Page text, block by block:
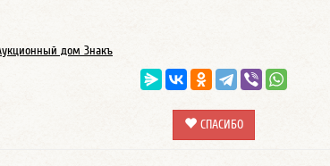
дом Знакъ
СПАСИБО